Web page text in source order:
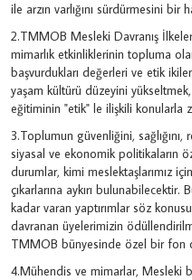
ile arzın varlığını sürdürmesini
2.TMMOB Mesleki Davranış
mimarlık etkinliklerinin topluma
başvurdukları değerleri ve etik
yaşam kültürü düzeyini
eğitiminin "etik" le ilişkili konularla
3.Toplumun güvenliğini,
siyasal ve ekonomik politikaların
durumlar, kimi meslektaşlarımız
çıkarlarına aykırı
kadar varan yaptırımlar söz
davranan üyelerimizin
TMMOB bünyesinde özel bir fon
4.Mühendis ve mimarlar, Mesleki